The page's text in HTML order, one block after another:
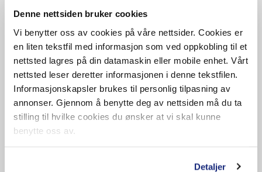
Denne nettsiden bruker cookies
Vi benytter oss av cookies på våre nettsider. Cookies er
en liten tekstfil med informasjon som ved oppkobling til et
nettsted lagres på din datamaskin eller mobile enhet. Vårt
nettsted leser deretter informasjonen i denne tekstfilen.
Informasjonskapsler brukes til personlig tilpasning av
annonser. Gjennom å benytte deg av nettsiden må du ta
stilling til hvilke cookies du ønsker at vi skal kunne
benytte oss av.
Detaljer
UFØRHET